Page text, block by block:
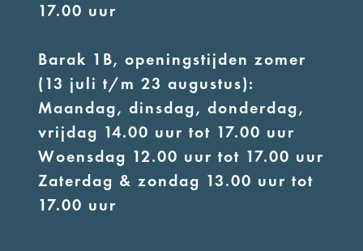
17.00 uur
Barak 1B, openingstijden zomer
(13 juli t/m 23 augustus):
Maandag, dinsdag, donderdag,
vrijdag 14.00 uur tot 17.00 uur
Woensdag 12.00 uur tot 17.00 uur
Zaterdag & zondag 13.00 uur tot
17.00 uur